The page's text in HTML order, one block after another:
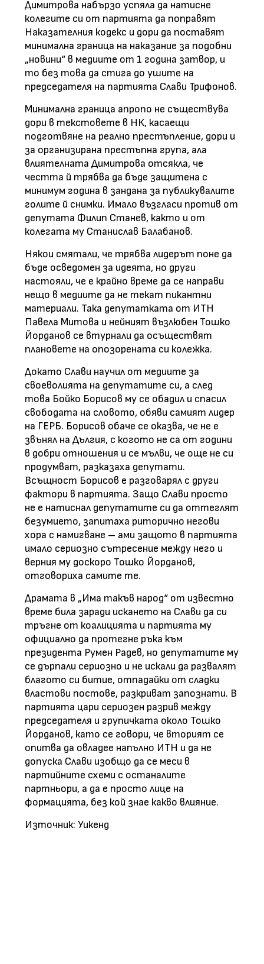
Димитрова набързо успяла да натисне
колегите си от партията да поправят
Наказателния кодекс и дори да поставят
минимална граница на наказание за подобни
„новини“ в медиите от 1 година затвор, и
то без това да стига до ушите на
председателя на партията Слави Трифонов.
Минимална граница апропо не съществува
дори в текстовете в НК, касаещи
подготвяне на реално престъпление, дори и
за организирана престъпна група, ала
влиятелната Димитрова отсякла, че
честта й трябва да бъде защитена с
минимум година в зандана за публикувалите
голите й снимки. Имало възгласи против от
депутата Филип Станев, както и от
колегата му Станислав Балабанов.
Някои смятали, че трябва лидерът поне да
бъде осведомен за идеята, но други
настояли, че е крайно време да се направи
нещо в медиите да не текат пикантни
материали. Така депутатката от ИТН
Павела Митова и нейният възлюбен Тошко
Йорданов се втурнали да осъществят
плановете на опозорената си колежка.
Докато Слави научил от медиите за
своеволията на депутатите си, а след
това Бойко Борисов му се обадил и спасил
свободата на словото, обяви самият лидер
на ГЕРБ. Борисов обаче се оказва, че не е
звънял на Дългия, с когото не са от години
в добри отношения и се мълви, че още не си
продумват, разказаха депутати.
Всъщност Борисов е разговарял с други
фактори в партията. Защо Слави просто
не е натиснал депутатите си да оттеглят
безумието, запитаха риторично негови
хора с намигване – ами защото в партията
имало сериозно сътресение между него и
верния му доскоро Тошко Йорданов,
отговориха самите те.
Драмата в „Има такъв народ“ от известно
време била заради искането на Слави да си
тръгне от коалицията и партията му
официално да протегне ръка към
президента Румен Радев, но депутатите му
се дърпали сериозно и не искали да развалят
благото си битие, отпадайки от сладки
властови постове, разкриват запознати. В
партията цари сериозен разрив между
председателя и групичката около Тошко
Йорданов, като се говори, че вторият се
опитва да овладее напълно ИТН и да не
допуска Слави изобщо да се меси в
партийните схеми с останалите
партньори, а да е просто лице на
формацията, без кой знае какво влияние.
Източник: Уикенд